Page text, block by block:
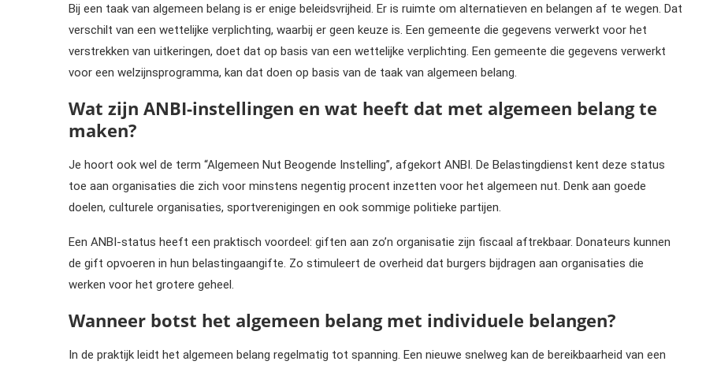
Bij een taak van algemeen belang is er enige beleidsvrijheid. Er is ruimte om alternatieven en belangen af te wegen. Dat
verschilt van een wettelijke verplichting, waarbij er geen keuze is. Een gemeente die gegevens verwerkt voor het
verstrekken van uitkeringen, doet dat op basis van een wettelijke verplichting. Een gemeente die gegevens verwerkt
voor een welzijnsprogramma, kan dat doen op basis van de taak van algemeen belang.
Wat zijn ANBI-instellingen en wat heeft dat met algemeen belang te
maken?
Je hoort ook wel de term “Algemeen Nut Beogende Instelling”, afgekort ANBI. De Belastingdienst kent deze status
toe aan organisaties die zich voor minstens negentig procent inzetten voor het algemeen nut. Denk aan goede
doelen, culturele organisaties, sportverenigingen en ook sommige politieke partijen.
Een ANBI-status heeft een praktisch voordeel: giften aan zo’n organisatie zijn fiscaal aftrekbaar. Donateurs kunnen
de gift opvoeren in hun belastingaangifte. Zo stimuleert de overheid dat burgers bijdragen aan organisaties die
werken voor het grotere geheel.
Wanneer botst het algemeen belang met individuele belangen?
In de praktijk leidt het algemeen belang regelmatig tot spanning. Een nieuwe snelweg kan de bereikbaarheid van een